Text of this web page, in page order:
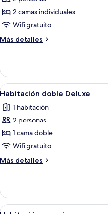
de
Habitación
estándar
con
camas
individuales
2 camas individuales
Wifi gratuito
Más detalles
Más
estándar
con
2
individuales
Abrir
todas
las
fotos
de
Habitación
doble
Deluxe
8
Habitación doble Deluxe
1 habitación
2 personas
1 cama doble
Wifi gratuito
Más detalles
Más
doble
Deluxe
Abrir